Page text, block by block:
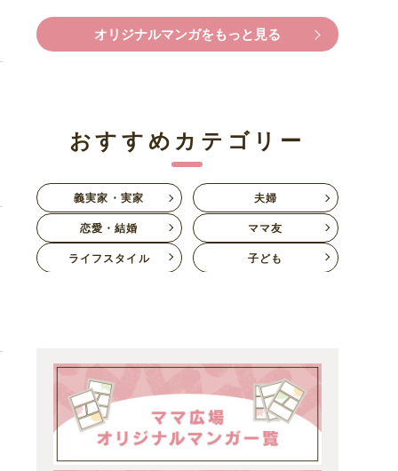
オリジナルマンガをもっと見る
おすすめカテゴリー
義実家・実家
夫婦
恋愛・結婚
ママ友
ライフスタイル
子ども